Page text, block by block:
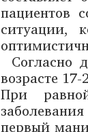
пациентов
ситуации,
Согласно
возрасте
При
первый